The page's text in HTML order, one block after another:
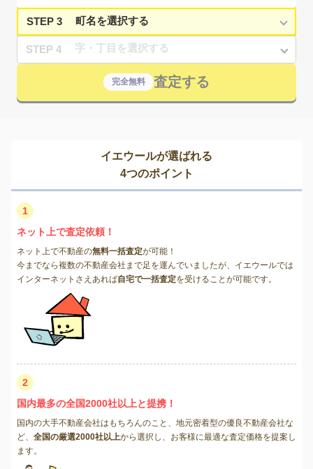
STEP 3
STEP 4
完全無料 査定する
イエウールが選ばれる
4つのポイント
1
ネット上で査定依頼！
ネット上で不動産の無料一括査定が可能！
今までなら複数の不動産会社まで足を運んでいましたが、イエウールでは
インターネットさえあれば自宅で一括査定を受けることが可能です。
2
国内最多の全国2000社以上と提携！
国内の大手不動産会社はもちろんのこと、地元密着型の優良不動産会社な
ど、 全国の厳選2000社以上から選択し、お客様に最適な査定価格を提案し
ます。